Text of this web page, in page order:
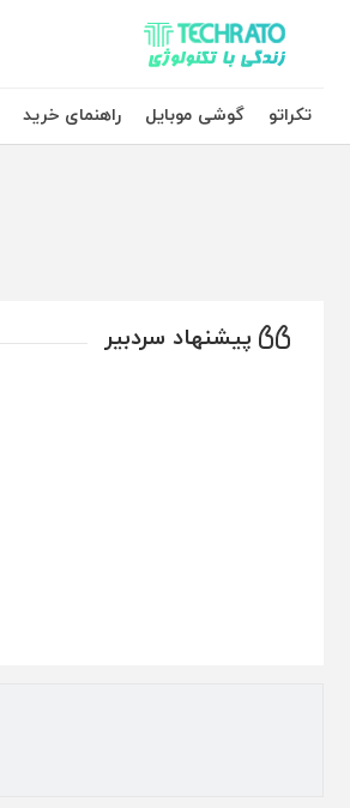
تکراتو – زندگی با تکنولوژی
تکراتو
گوشی موبایل راهنمای خرید
پیشنهاد سردبیر